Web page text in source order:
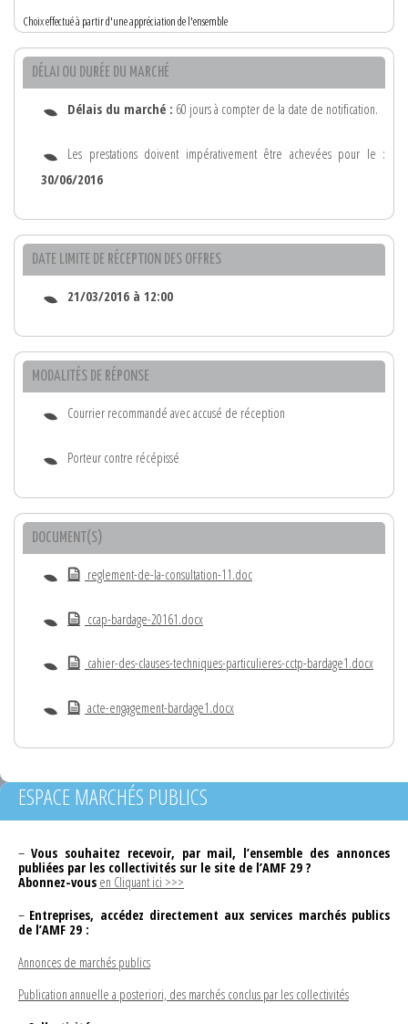
Choix effectué à partir d'une appréciation de l'ensemble
DÉLAI OU DURÉE DU MARCHÉ
Délais du marché : 60 jours à compter de la date de notification.
Les prestations doivent impérativement être achevées pour le :
30/06/2016
DATE LIMITE DE RÉCEPTION DES OFFRES
21/03/2016 à 12:00
MODALITÉS DE RÉPONSE
Courrier recommandé avec accusé de réception
Porteur contre récépissé
DOCUMENT(S)
reglement-de-la-consultation-11.doc
ccap-bardage-20161.docx
cahier-des-clauses-techniques-particulieres-cctp-bardage1.docx
acte-engagement-bardage1.docx
ESPACE MARCHÉS PUBLICS
– Vous souhaitez recevoir, par mail, l’ensemble des annonces
publiées par les collectivités sur le site de l’AMF 29 ?
Abonnez-vous en Cliquant ici >>>
– Entreprises, accédez directement aux services marchés publics
de l’AMF 29 :
Annonces de marchés publics
Publication annuelle a posteriori, des marchés conclus par les collectivités